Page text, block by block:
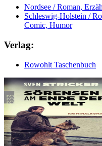
Nordsee / Roman,
Schleswig-Holstein /
Comic, Humor
Verlag:
Rowohlt Taschenbuch